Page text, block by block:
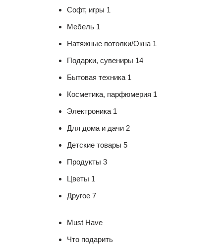
Софт, игры 1
Мебель 1
Натяжные потолки/Окна 1
Подарки, сувениры 14
Бытовая техника 1
Косметика, парфюмерия 1
Электроника 1
Для дома и дачи 2
Детские товары 5
Продукты 3
Цветы 1
Другое 7
Must Have
Что подарить